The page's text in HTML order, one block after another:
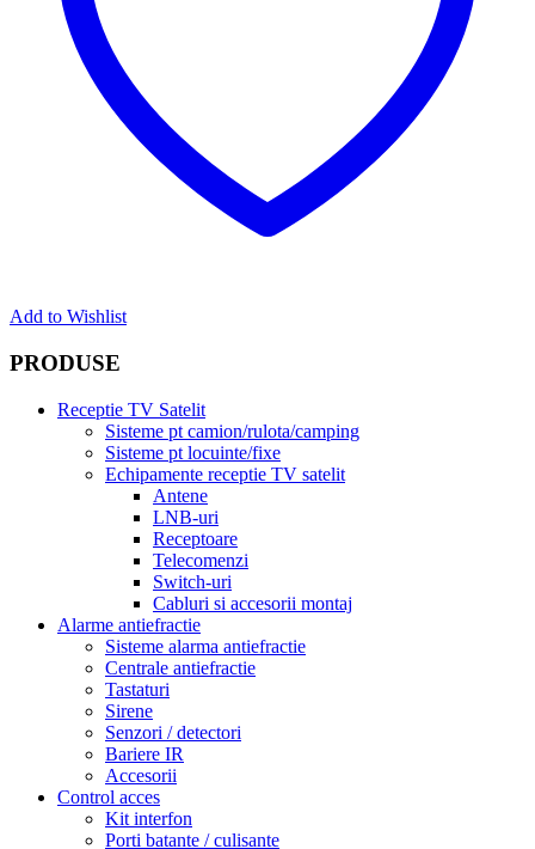
Add to Wishlist
PRODUSE
Receptie TV Satelit
Sisteme pt camion/rulota/camping
Sisteme pt locuinte/fixe
Echipamente receptie TV satelit
Antene
LNB-uri
Receptoare
Telecomenzi
Switch-uri
Cabluri si accesorii montaj
Alarme antiefractie
Sisteme alarma antiefractie
Centrale antiefractie
Tastaturi
Sirene
Senzori / detectori
Bariere IR
Accesorii
Control acces
Kit interfon
Porti batante / culisante